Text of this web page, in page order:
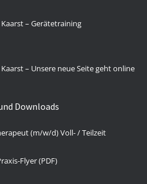
– Gerätetraining
– Unsere neue Seite geht online
Downloads
(m/w/d) Voll- / Teilzeit
Flyer (PDF)